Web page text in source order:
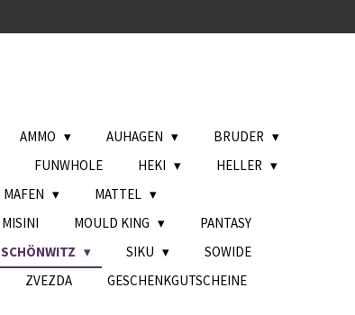
AMMO AUHAGEN
BRUDER
FUNWHOLE HEKI
HELLER
MAFEN
MATTEL
MISINI MOULD KING
PANTASY
SCHÖNWITZ SIKU
SOWIDE
ZVEZDA
GESCHENKGUTSCHEINE